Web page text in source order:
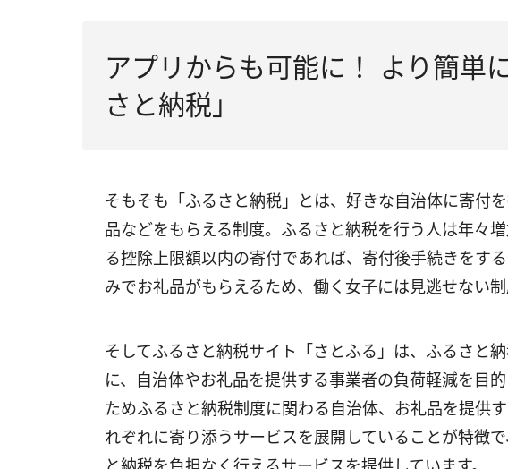
アプリからも可能に！ より簡単
さと納税」
そもそも「ふるさと納税」とは、好きな自治体に寄付
品などをもらえる制度。ふるさと納税を行う人は年々
る控除上限額以内の寄付であれば、寄付後手続きをす
みでお礼品がもらえるため、働く女子には見逃せない制
そしてふるさと納税サイト「さとふる」は、ふるさと
に、自治体やお礼品を提供する事業者の負荷軽減を目
ためふるさと納税制度に関わる自治体、お礼品を提供
れぞれに寄り添うサービスを展開していることが特徴